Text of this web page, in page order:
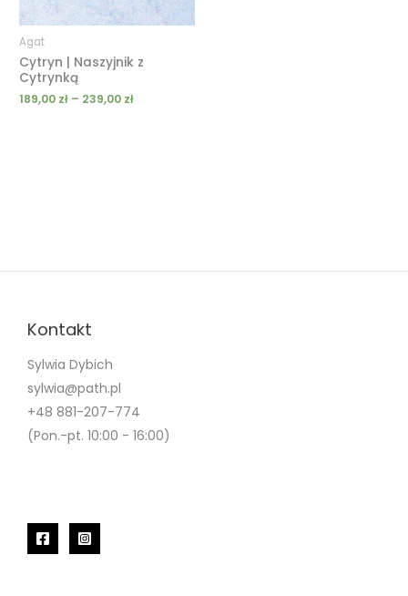
Agat
Cytryn | Naszyjnik z
Cytrynką
189,00 zł – 239,00 zł
Kontakt
Sylwia Dybich
sylwia@path.pl
+48 881-207-774
(Pon.-pt. 10:00 - 16:00)